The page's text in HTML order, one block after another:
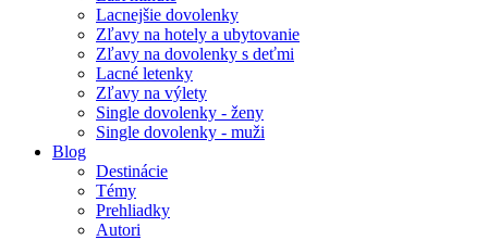
Lacnejšie dovolenky
Zľavy na hotely a ubytovanie
Zľavy na dovolenky s deťmi
Lacné letenky
Zľavy na výlety
Single dovolenky - ženy
Single dovolenky - muži
Blog
Destinácie
Témy
Prehliadky
Autori